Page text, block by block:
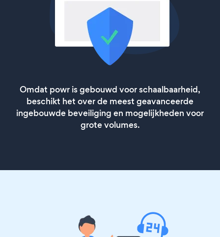
Omdat powr is gebouwd voor schaalbaarheid,
beschikt het over de meest geavanceerde
ingebouwde beveiliging en mogelijkheden voor
grote volumes.